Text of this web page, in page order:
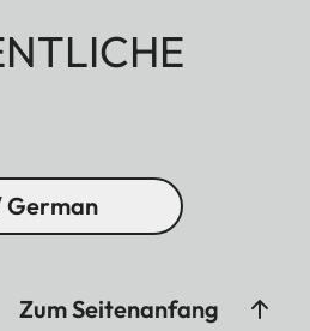
German
Zum Seitenanfang